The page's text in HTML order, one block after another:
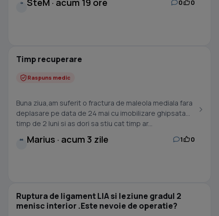
S SteM · acum 19 ore 0 0
Timp recuperare
Raspuns medic
Buna ziua,am suferit o fractura de maleola mediala fara
deplasare pe data de 24 mai cu imobilizare ghipsata
timp de 2 luni si as dori sa stiu cat timp ar...
M Marius · acum 3 zile 1 0
Ruptura de ligament LIA si leziune gradul 2
menisc interior .Este nevoie de operatie?